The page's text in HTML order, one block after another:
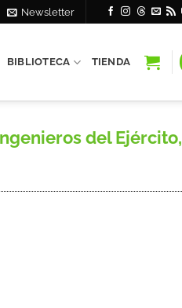
Newsletter
BIBLIOTECA TIENDA
del Ejército,